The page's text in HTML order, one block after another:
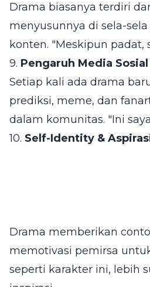
Drama biasanya terdiri
menyusunnya di sela-
konten. "Meskipun
9. Pengaruh Media Sosial
Setiap kali ada drama
prediksi, meme, dan
dalam komunitas. "Ini
10. Self-Identity &
Drama memberikan
memotivasi pemirsa
seperti karakter ini, lebih